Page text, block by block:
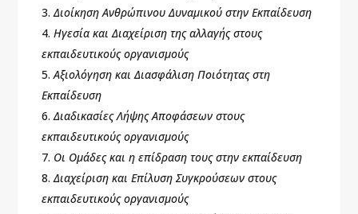
Διοίκηση Ανθρώπινου Δυναμικού στην Εκπαίδευση
Ηγεσία και Διαχείριση της αλλαγής στους
εκπαιδευτικούς οργανισμούς
Αξιολόγηση και Διασφάλιση Ποιότητας στη
Εκπαίδευση
Διαδικασίες Λήψης Αποφάσεων στους
εκπαιδευτικούς οργανισμούς
Οι Ομάδες και η επίδραση τους στην εκπαίδευση
Διαχείριση και Επίλυση Συγκρούσεων στους
εκπαιδευτικούς οργανισμούς